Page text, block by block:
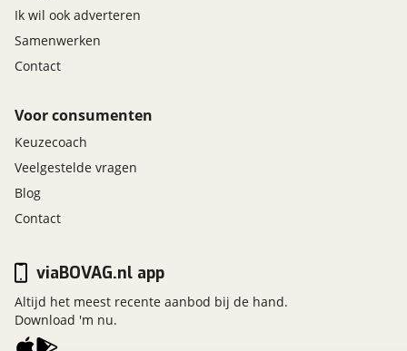
Ik wil ook adverteren
Samenwerken
Contact
Voor consumenten
Keuzecoach
Veelgestelde vragen
Blog
Contact
viaBOVAG.nl app
Altijd het meest recente aanbod bij de hand.
Download 'm nu.